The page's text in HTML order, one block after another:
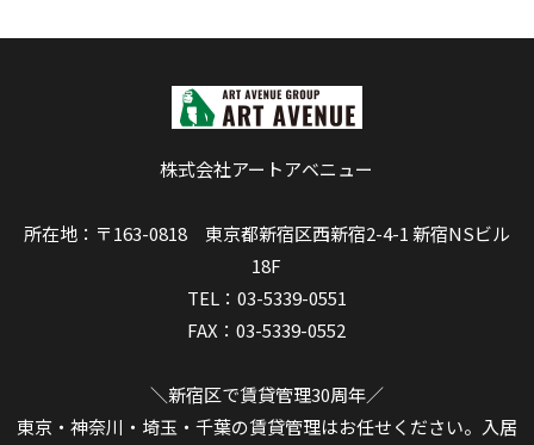
株式会社アートアベニュー
所在地：〒163-0818 東京都新宿区西新宿2-4-1 新宿NSビル
18F
TEL：03-5339-0551
FAX：03-5339-0552
＼新宿区で賃貸管理30周年／
東京・神奈川・埼玉・千葉の賃貸管理はお任せください。入居